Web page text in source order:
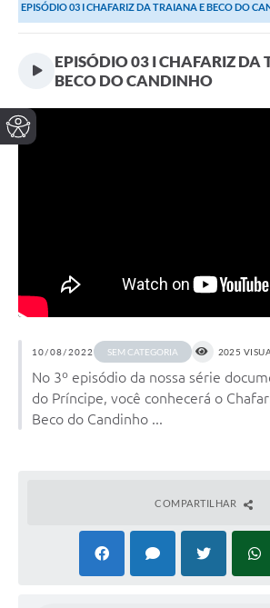
EPISÓDIO 03 I CHAFARIZ DA TRAIANA E BECO DO
EPISÓDIO 03 I CHAFARIZ DA
BECO DO CANDINHO
10/08/2022 SEM CATEGORIA 2025
No 3º episódio da nossa série
do Príncipe, você conhecerá o
Beco do Candinho ...
COMPARTILHAR